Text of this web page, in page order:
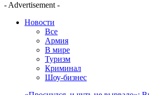
- Advertisement -
Новости
Все
Армия
В мире
Туризм
Криминал
Шоу-бизнес